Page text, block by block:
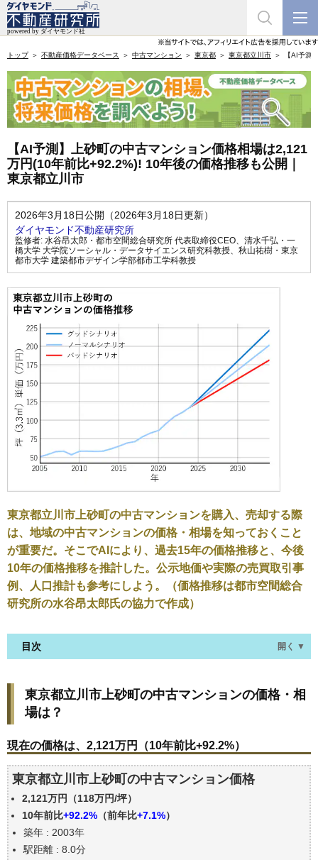
トップ 不動産価格データベース 中古マンション 東京都 東京都立川市 【AI予測
【AI予測】上砂町の中古マンション価格相場は2,121
万円(10年前比+92.2%)! 10年後の価格推移も公開｜
東京都立川市
2026年3月18日公開（2026年3月18日更新）
ダイヤモンド不動産研究所
監修者: 水谷昂太郎・都市空間総合研究所 代表取締役CEO、 清水千弘・一
橋大学 大学院ソーシャル・データサイエンス研究科教授、 秋山祐樹・東京
都市大学 建築都市デザイン学部都市工学科教授
東京都立川市上砂町の中古マンションを購入、売却する際
は、地域の中古マンションの価格・相場を知っておくこと
が重要だ。そこでAIにより、過去15年の価格推移と、今後
10年の価格推移を推計した。公示地価や実際の売買取引事
例、人口推計も参考にしよう。（価格推移は都市空間総合
研究所の水谷昂太郎氏の協力で作成）
目次 開く ▼
は？
現在の価格は、2,121万円（10年前比+92.2%）
価格を詳細に分析しよう
築年数で価格はどうなる？
東京都立川市上砂町の中古マンションの過去の売買
事例
公示地価はいくら
エリアの将来性を人口予想から検討しよう
東京都立川市上砂町の中古マンションの価格・相
場は？
現在の価格は、2,121万円（10年前比+92.2%）
東京都立川市上砂町の中古マンション価格
2,121万円（118万円/坪）
10年前比+92.2% （前年比+7.1%）
築年 : 2003年
駅距離 : 8.0分